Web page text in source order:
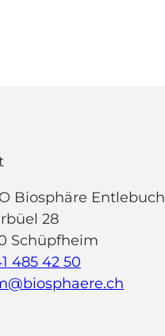
Biosphäre Entlebuch
28
Schüpfheim
485 42 50